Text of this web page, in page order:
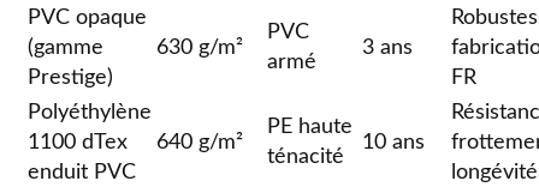
PVC opaque
(gamme
Prestige)
630 g/m²
PVC
armé
3 ans
FR
Polyéthylène
1100 dTex
enduit PVC
640 g/m²
PE haute
ténacité
10 ans
longévité